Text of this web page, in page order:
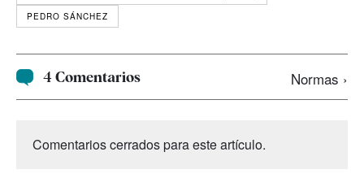
PEDRO SÁNCHEZ
4 Comentarios Normas ›
Comentarios cerrados para este artículo.